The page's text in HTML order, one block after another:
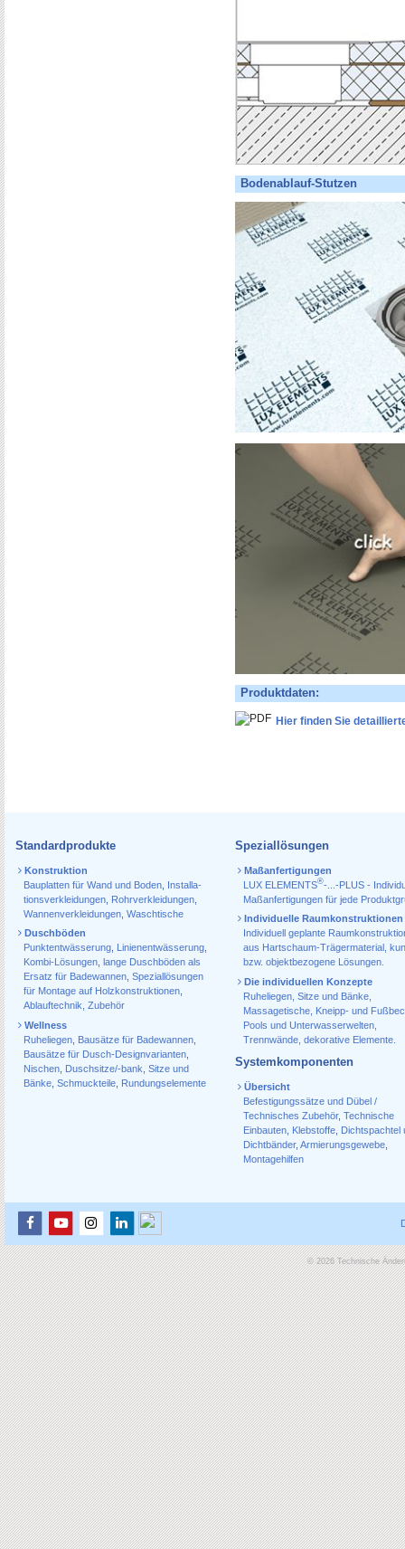
Bodenablauf-Stutzen
Produktdaten:
Hier finden Sie
Standardprodukte
Konstruktion
Bauplatten für Wand und Boden Installa­
tions­verkleidungen Rohr­verkleidungen
Wannen­verkleidungen Waschtische
Duschböden
Punktentwässerung Linienentwässerung
Kombi-Lösungen lange Duschböden als
Ersatz für Badewannen Speziallösungen
für Montage auf Holzkonstruktionen
Ablauf­technik, Zubehör
Wellness
Ruheliegen Bausätze für Badewannen
Bausätze für Dusch-Designvarianten
Nischen Duschsitze/-bank Sitze und
Bänke Schmuckteile Rundungselemente
Speziallösungen
Maßanfertigungen
LUX ELEMENTS®-...-PLUS -
Maßanfertigungen für jede
Individuelle Raumkonstruktionen
Individuell geplante
aus Hartschaum-Trägermaterial,
bzw. objektbezogene Lösungen.
Die individuellen Konzepte
Ruheliegen, Sitze und Bänke,
Massagetische, Kneipp- und
Pools und Unterwasserwelten,
Trennwände, dekorative Elemente.
Systemkomponenten
Übersicht
Befestigungssätze und Dübel /
Technisches Zubehör, Technische
Einbauten, Klebstoffe, Dichtspachtel
Dichtbänder, Armierungsgewebe,
Montagehilfen
© 2026 Technische